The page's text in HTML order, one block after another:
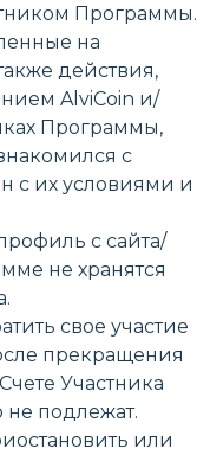
Программы.
на
действия,
AlviCoin и/
Программы,
с
с их условиями и
с сайта/
не хранятся
свое участие
прекращения
Участника
подлежат.
или